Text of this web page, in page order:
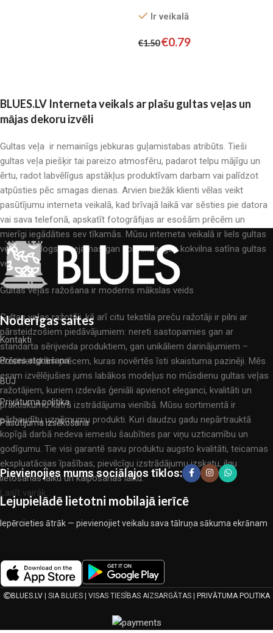
Ir veikalā
€1.50€0.79
BLUES.LV Interneta veikals ar plašu gultas veļas un
mājas dekoru izvēli
Gultas veļa ir nemainīgs jebkuras guļamistabas atribūts. Tieši
gultas veļa piešķir tai pareizo atmosfēru, padarot telpu mājīgu un
ērtu, radot labvēlīgus apstākļus produktīvam darbam vai palīdzot
atpūsties pēc smagas dienas. Arvien biežāk klienti vēlas veikt
pasūtījumu interneta veikalā, kad brīvajā laikā var sēsties pie datora
vai sava telefonā, apskatīt fotogrāfijas ar esošām prēcēm un
mierīgi iegādāties sev tīkamās. Mūsu interneta veikalā ir liels gultas
veļas katalogs: pieejamas gan kokvilnas, gan kokvilna satīna gultas
veļas.
Gultas veļas ražošana ir moderns mākslas veids
Gultas veļas ražotāji, kā arī citu tekstila preču ražotāji ir pilni ar
pārsteidzošiem piedāvājumiem: nereti sastopamies gan ar
standarta sērijveida produktiem, gan unikāliem darinājumiem –
dizainieriskām prēcem, kuras novērtēs īsti skaistuma pazinēji. Mēs
esam izvēlējušies jums labākos modeļus no mūsdienu gultas veļas
ražotājiem, kuriem izdevās ģeniāli apvienot eleganci, kvalitāti un
praktiskumu katrā izstrādājuma vienībā. Mūsu sortimentā ir
pārbaudītu uzņēmumu produkti. Kuri daudzu gadu nepārtrauktā
kopīgā darbā nedeva iemeslu šaubīties par viņu uzticamību un
godīgumu. Tie visi garantē savu produktu augsto kvalitāti, teicamas
ekspluatācijas īpašības, pievilcīgu izstrādājumu izskatu, ilgu
lietošanas laiku un kalpošanas laiku.
Lasīt vairāk...
Noderīgas saites
Kontakti
Prēces atgriešana
BUJ
Privātuma politika
Pasūtījuma izsēkošana
Pievienojies mums sociālajos tīklos:
Lejupielādē lietotni mobilajā ierīcē
Iepērcieties ātrāk — pievienojiet veikalu sava tālruņa sākuma ekrānam
BLUES.LV| SIA BLUES | VISAS TIESĪBAS AIZSARGĀTAS | PRIVĀTUMA POLITIKA